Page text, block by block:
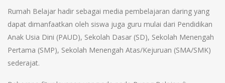
Rumah Belajar hadir sebagai media pembelajaran daring yang
dapat dimanfaatkan oleh siswa juga guru mulai dari Pendidikan
Anak Usia Dini (PAUD), Sekolah Dasar (SD), Sekolah Menengah
Pertama (SMP), Sekolah Menengah Atas/Kejuruan (SMA/SMK)
sederajat.